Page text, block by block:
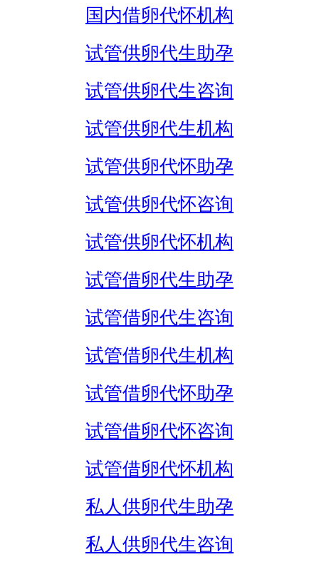
国内借卵代怀机构
试管供卵代生助孕
试管供卵代生咨询
试管供卵代生机构
试管供卵代怀助孕
试管供卵代怀咨询
试管供卵代怀机构
试管借卵代生助孕
试管借卵代生咨询
试管借卵代生机构
试管借卵代怀助孕
试管借卵代怀咨询
试管借卵代怀机构
私人供卵代生助孕
私人供卵代生咨询